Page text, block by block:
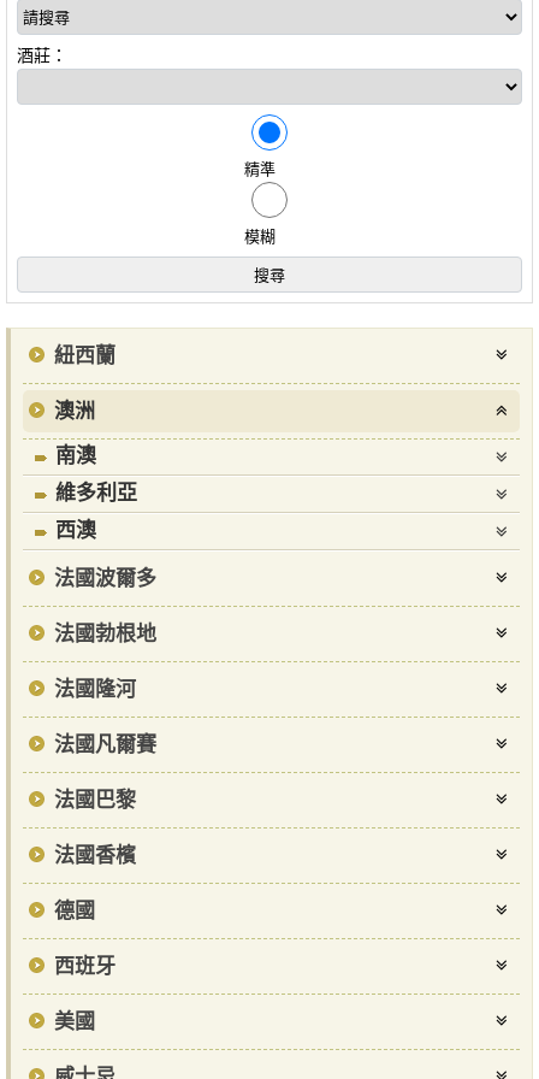
酒莊：
精準
模糊
紐西蘭
澳洲
南澳
維多利亞
西澳
法國波爾多
法國勃根地
法國隆河
法國凡爾賽
法國巴黎
法國香檳
德國
西班牙
美國